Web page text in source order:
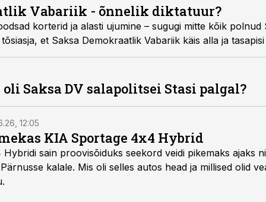
Vabariik - õnnelik diktatuur?
korterid ja alasti ujumine – sugugi mitte kõik polnud
et Saksa Demokraatlik Vabariik käis alla ja
Saksa DV salapolitsei Stasi palgal?
12:05
KIA Sportage 4x4 Hybrid
sain proovisõiduks seekord veidi pikemaks ajaks
kalale. Mis oli selles autos head ja millised olid